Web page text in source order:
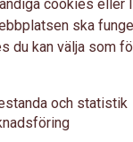
cookies eller
ska
du kan välja som
och statistik